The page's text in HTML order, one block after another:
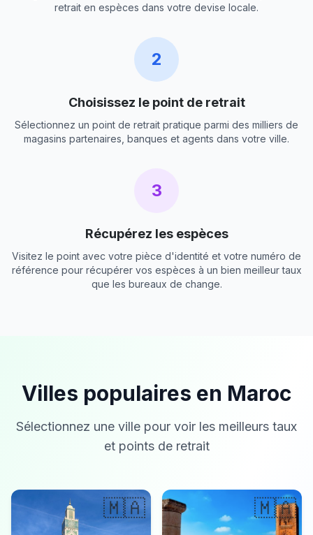
retrait en espèces dans votre devise locale.
2
Choisissez le point de retrait
Sélectionnez un point de retrait pratique parmi des milliers de
magasins partenaires, banques et agents dans votre ville.
3
Récupérez les espèces
Visitez le point avec votre pièce d'identité et votre numéro de
référence pour récupérer vos espèces à un bien meilleur taux
que les bureaux de change.
Villes populaires en Maroc
Sélectionnez une ville pour voir les meilleurs taux
et points de retrait
🇲🇦 🇲🇦